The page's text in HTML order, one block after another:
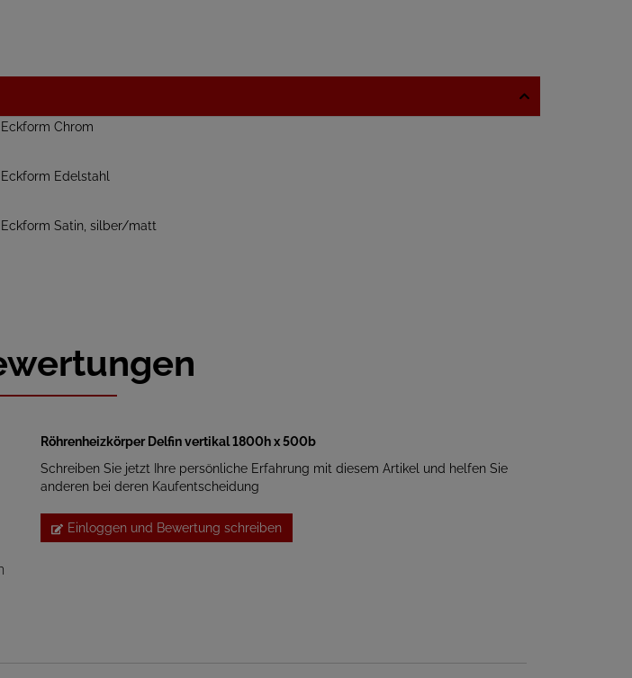
Chrom
Edelstahl
Satin, silber/matt
Röhrenheizkörper Delfin vertikal 1800h x 500b
Schreiben Sie jetzt Ihre persönliche Erfahrung mit diesem Artikel und helfen Sie
anderen bei deren Kaufentscheidung
Einloggen und Bewertung schreiben